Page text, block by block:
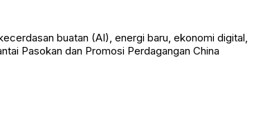
buatan (AI), energi baru, ekonomi digital,
Pasokan dan Promosi Perdagangan China